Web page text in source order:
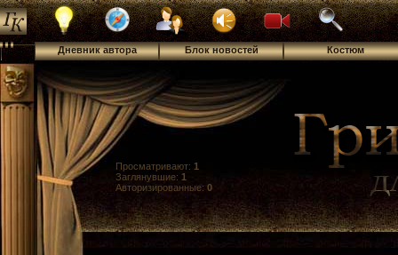
Дневник автора Блок новостей Костюм
Просматривают: 1
Заглянувшие: 1
Авторизированные: 0